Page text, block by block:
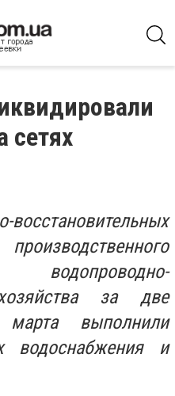
сетях
за две
выполнили
водоснабжения и